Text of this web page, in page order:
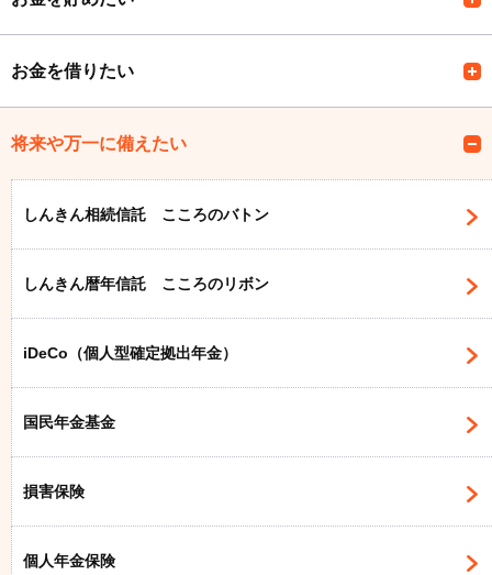
お金を借りたい
将来や万一に備えたい
しんきん相続信託 こころのバトン
しんきん暦年信託 こころのリボン
iDeCo（個人型確定拠出年金）
国民年金基金
損害保険
個人年金保険